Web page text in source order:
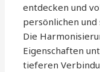
entdecken und
persönlichen
Die
Eigenschaften
tieferen